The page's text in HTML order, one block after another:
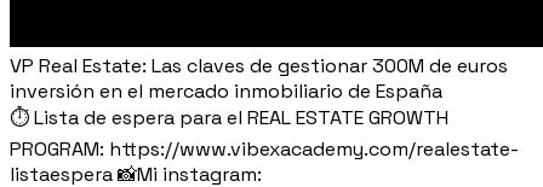
VP Real Estate: Las claves de gestionar 300M de euros
inversión en el mercado inmobiliario de España
⏱️ Lista de espera para el REAL ESTATE GROWTH
PROGRAM: https://www.vibexacademy.com/realestate-
listaespera 📸Mi instagram: